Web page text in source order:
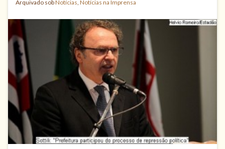
Arquivado sobNotícias Notícias na Imprensa